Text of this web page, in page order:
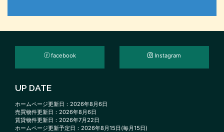
facebook Instagram
UP DATE
ホームページ更新日：2026年8月6日
売買物件更新日：2026年8月6日
賃貸物件更新日：2026年7月22日
ホームページ更新予定日：2026年8月15日(毎月15日)